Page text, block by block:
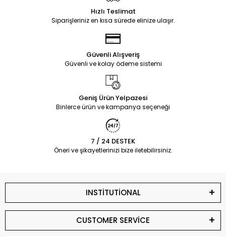
Hızlı Teslimat
Siparişleriniz en kısa sürede elinize ulaşır.
Güvenli Alışveriş
Güvenli ve kolay ödeme sistemi
Geniş Ürün Yelpazesi
Binlerce ürün ve kampanya seçeneği
7 / 24 DESTEK
Öneri ve şikayetlerinizi bize iletebilirsiniz.
INSTİTUTİONAL
CUSTOMER SERVİCE